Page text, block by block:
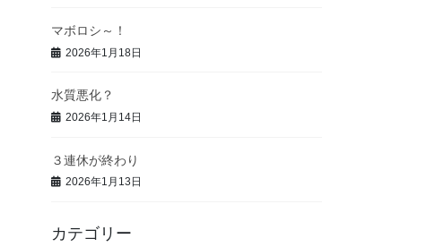
マボロシ～！
2026年1月18日
水質悪化？
2026年1月14日
３連休が終わり
2026年1月13日
カテゴリー